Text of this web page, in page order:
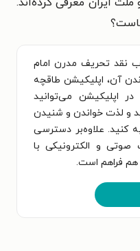
نقد تحریف مدرن امام
آن، اپلیکیشن طاقچه
اپلیکیشن می‌توانید
و لذت خواندن و شنیدن
کنید. علاوه‌بر دسترسی
صوتی و الکترونیکی با
فراهم است.